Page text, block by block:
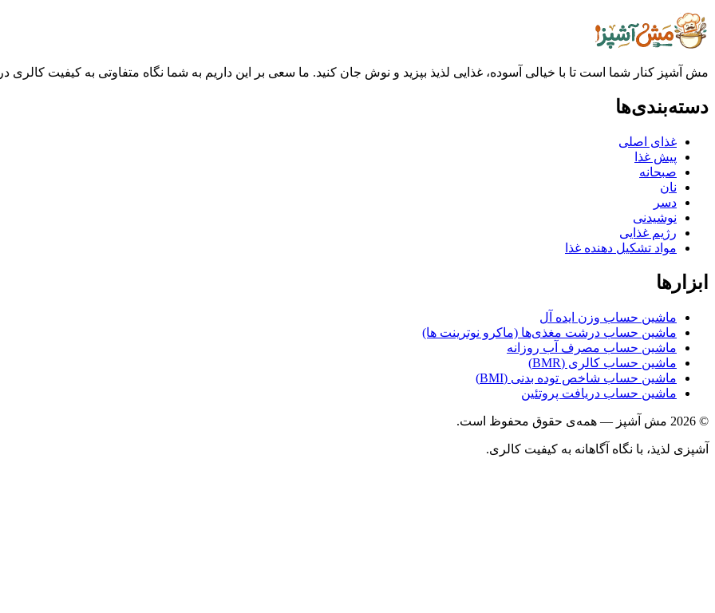
مش آشپز کنار شما است تا با خیالی آسوده، غذایی لذیذ بپزید و نوش جان کنید. ما سعی بر این داریم به شما نگاه متفاوتی به کیفیت کالری
دسته‌بندی‌ها
غذای اصلی
پیش غذا
صبحانه
نان
دسر
نوشیدنی
رژیم غذایی
مواد تشکیل دهنده غذا
ابزارها
ماشین حساب وزن ایده آل
ماشین حساب درشت مغذی‌ها (ماکرو نوترینت ها)
ماشین حساب مصرف آب روزانه
ماشین حساب کالری (BMR)
ماشین حساب شاخص توده بدنی (BMI)
ماشین حساب دریافت پروتئین
© 2026 مش آشپز — همه‌ی حقوق محفوظ است.
آشپزی لذیذ، با نگاه آگاهانه به کیفیت کالری.